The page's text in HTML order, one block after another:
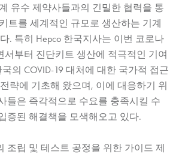
유수 제약사들과의 긴밀한 협력을 통
트를 세계적인 규모로 생산하는 기계
. 특히 Hepco 한국지사는 이번 코로나
서부터 진단키트 생산에 적극적인 기여
의 COVID-19 대처에 대한 국가적 접근
략에 기초해 왔으며, 이에 대응하기 위
들은 즉각적으로 수요를 충족시킬 수
증된 해결책을 모색해오고 있다.
조립 및 테스트 공정을 위한 가이드 제